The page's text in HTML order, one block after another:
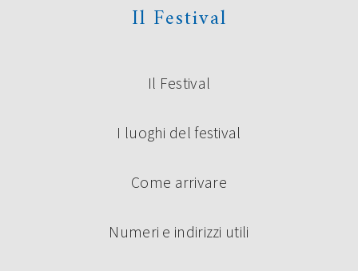
Il Festival
Il Festival
I luoghi del festival
Come arrivare
Numeri e indirizzi utili